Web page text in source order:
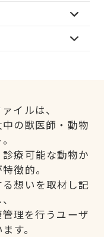
イルは、
の獣医師・動物
療可能な動物か
徴的。
想いを取材し記
理を行うユーザ
す。